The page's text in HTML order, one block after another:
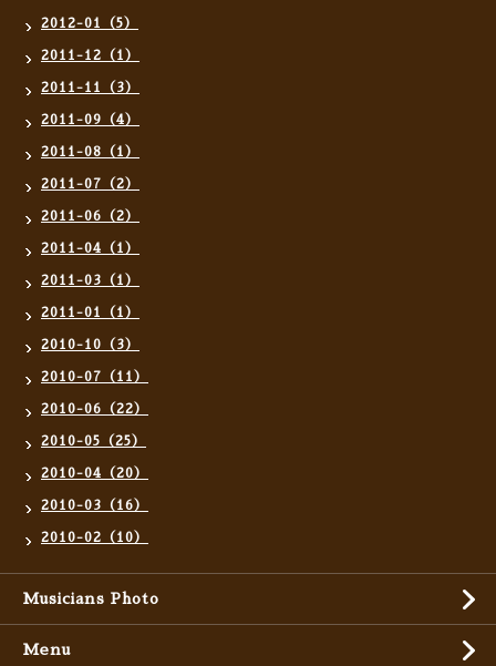
2012-01（5）
2011-12（1）
2011-11（3）
2011-09（4）
2011-08（1）
2011-07（2）
2011-06（2）
2011-04（1）
2011-03（1）
2011-01（1）
2010-10（3）
2010-07（11）
2010-06（22）
2010-05（25）
2010-04（20）
2010-03（16）
2010-02（10）
Musicians Photo
Menu